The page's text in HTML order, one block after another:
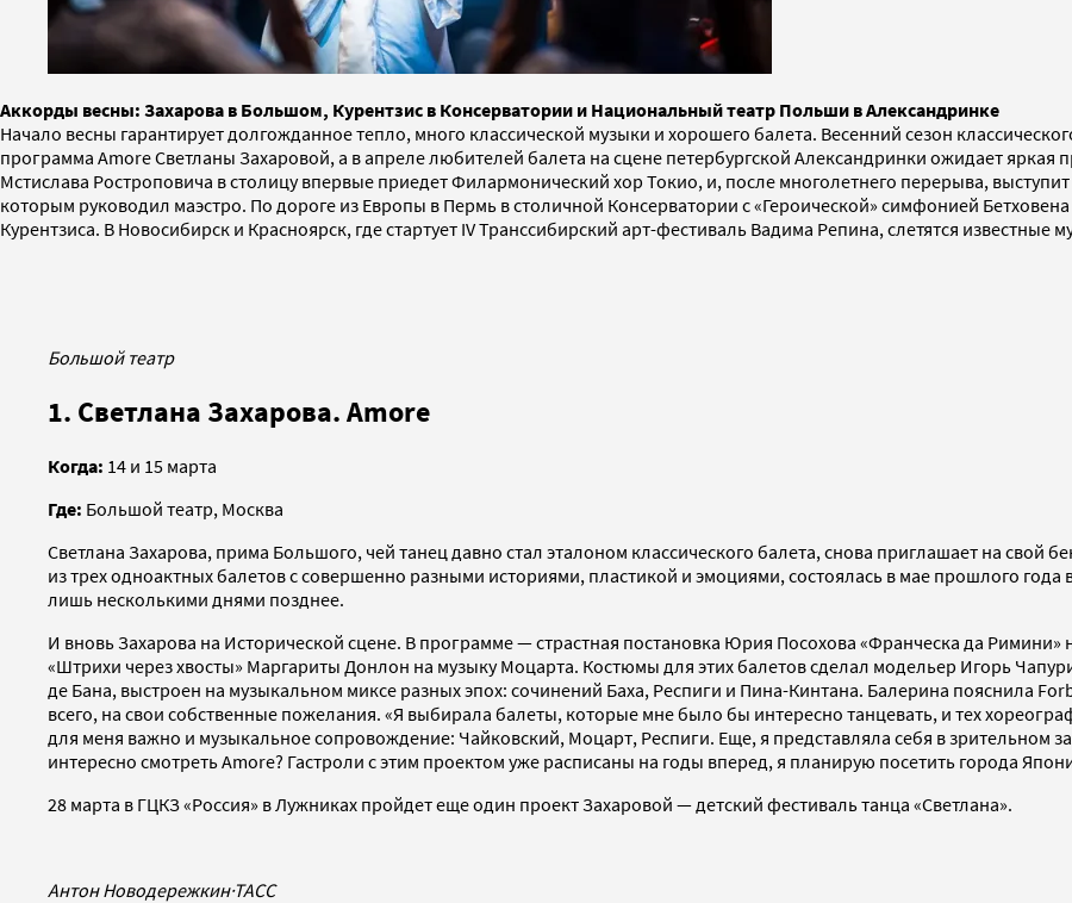
Аккорды весны: Захарова в Большом, Курентзис в Консерватории и Национальный театр Польши в Александринке
Начало весны гарантирует долгожданное тепло, много классической музыки и хорошего балета. Весенний сезон
программа Amore Светланы Захаровой, а в апреле любителей балета на сцене петербургской Александринки ожидает
Мстислава Ростроповича в столицу впервые приедет Филармонический хор Токио, и, после многолетнего перерыва,
которым руководил маэстро. По дороге из Европы в Пермь в столичной Консерватории с «Героической» симфонией
Курентзиса. В Новосибирск и Красноярск, где стартует IV Транссибирский арт-фестиваль Вадима Репина, слетятся известные
Большой театр
1. Светлана Захарова. Amore
Когда: 14 и 15 марта
Где: Большой театр, Москва
Светлана Захарова, прима Большого, чей танец давно стал эталоном классического балета, снова приглашает на свой
из трех одноактных балетов с совершенно разными историями, пластикой и эмоциями, состоялась в мае прошлого
лишь несколькими днями позднее.
И вновь Захарова на Исторической сцене. В программе — страстная постановка Юрия Посохова «Франческа да Римини»
«Штрихи через хвосты» Маргариты Донлон на музыку Моцарта. Костюмы для этих балетов сделал модельер Игорь
де Бана, выстроен на музыкальном миксе разных эпох: сочинений Баха, Респиги и Пина-Кинтана. Балерина пояснила
всего, на свои собственные пожелания. «Я выбирала балеты, которые мне было бы интересно танцевать, и тех
для меня важно и музыкальное сопровождение: Чайковский, Моцарт, Респиги. Еще, я представляла себя в зрительном
интересно смотреть Amore? Гастроли с этим проектом уже расписаны на годы вперед, я планирую посетить города
28 марта в ГЦКЗ «Россия» в Лужниках пройдет еще один проект Захаровой — детский фестиваль танца «Светлана».
Антон Новодережкин·ТАСС